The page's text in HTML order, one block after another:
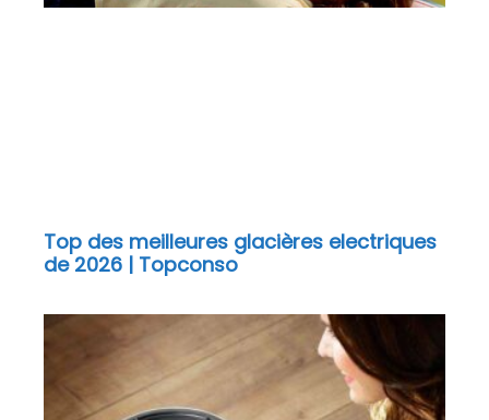
Top des meilleures glacières electriques
de 2026 | Topconso